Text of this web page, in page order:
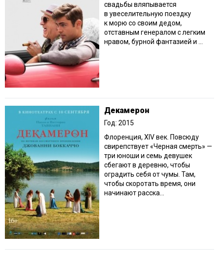
свадьбы вляпывается
в увеселительную поездку
к морю со своим дедом,
отставным генералом с легким
нравом, бурной фантазией и ...
Декамерон
Год: 2015
Флоренция, XIV век. Повсюду
свирепствует «Черная смерть» —
три юноши и семь девушек
сбегают в деревню, чтобы
оградить себя от чумы. Там,
чтобы скоротать время, они
начинают расска...